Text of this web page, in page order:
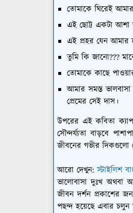
তোমাকে ঘিরেই
এই ছোট্ট একটা আশা
এই প্রহর যেন আমার
তুমি কি জানো???
তোমাকে কাছে
আমার সমস্ত
প্রেমের সেই দাস।
উপরের এই কবিতা
সৌন্দর্য্যতা বাড়বে
জীবনের গভীর দিকগুলো
আরো দেখুন:স্টাইলিশ
ভালোবাসা দুঃখ অথবা
জীবন দর্শন প্রকাশের
পছন্দ হয়েছে এবার চলুন